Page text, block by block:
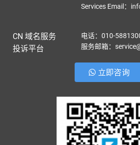
Services Email ：
CN 域名服务
投诉平台
电话：010-
服务邮箱：
立即咨询